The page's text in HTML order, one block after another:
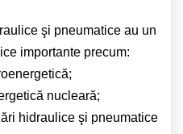
şi pneumatice au un
importante precum:
nucleară;
hidraulice şi pneumatice